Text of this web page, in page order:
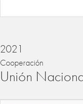
2021
Cooperación
Unión